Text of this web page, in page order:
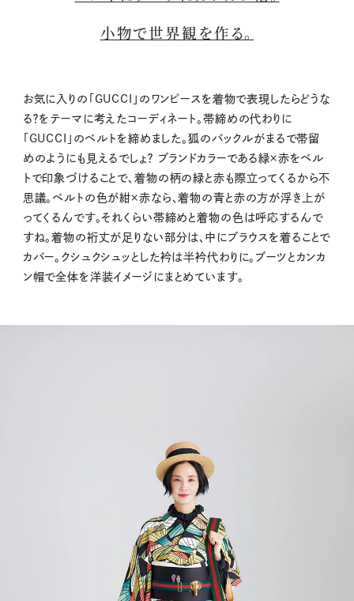
小物で世界観を作る。
お気に入りの「GUCCI」のワンピースを着物で表現したらどうな
る？をテーマに考えたコーディネート。帯締めの代わりに
「GUCCI」のベルトを締めました。狐のバックルがまるで帯留
めのようにも見えるでしょ？ ブランドカラーである緑×赤をベル
トで印象づけることで、着物の柄の緑と赤も際立ってくるから不
思議。ベルトの色が紺×赤なら、着物の青と赤の方が浮き上が
ってくるんです。それくらい帯締めと着物の色は呼応するんで
すね。着物の裄丈が足りない部分は、中にブラウスを着ることで
カバー。クシュクシュッとした衿は半衿代わりに。ブーツとカンカ
ン帽で全体を洋装イメージにまとめています。